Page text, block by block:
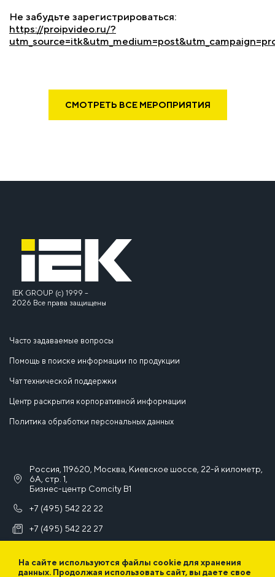
Не забудьте зарегистрироваться:
https://proipvideo.ru/?
СМОТРЕТЬ ВСЕ МЕРОПРИЯТИЯ
IEK GROUP (c) 1999 –
2026 Все права защищены
Часто задаваемые вопросы
Помощь в поиске информации по продукции
Чат технической поддержки
Центр раскрытия корпоративной информации
Политика обработки персональных данных
Россия, 119620, Москва, Киевское шоссе, 22-й километр,
6А, стр. 1,
Бизнес-центр Comcity B1
+7 (495) 542 22 22
+7 (495) 542 22 27
На сайте используются файлы cookie для хранения
данных. Продолжая использовать сайт, вы даете свое